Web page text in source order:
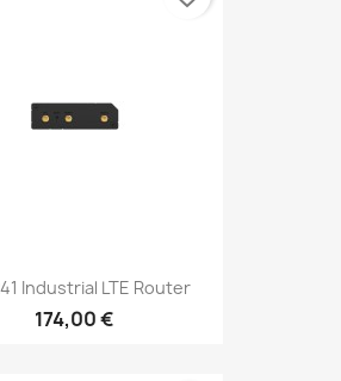
Industrial LTE Router
174,00 €